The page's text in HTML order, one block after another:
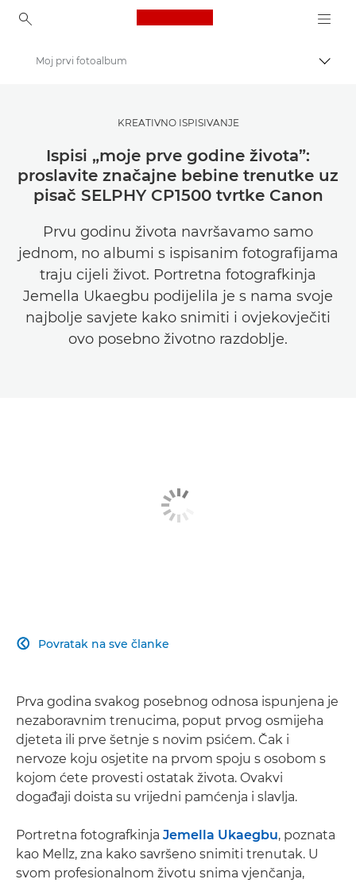
Canon Logo, back to
Pronađite inspiraciju | Savjeti za fotografiranje i ispisivanje te vodiči za kupce
Savjeti i tehnike za fotografiju i ispisivanje
Moj prvi fotoalbum
KREATIVNO ISPISIVANJE
Ispisi „moje prve godine života”:
proslavite značajne bebine trenutke uz
pisač SELPHY CP1500 tvrtke Canon
Prvu godinu života navršavamo samo
jednom, no albumi s ispisanim fotografijama
traju cijeli život. Portretna fotografkinja
Jemella Ukaegbu podijelila je s nama svoje
najbolje savjete kako snimiti i ovjekovječiti
ovo posebno životno razdoblje.
Povratak na sve članke

Prva godina svakog posebnog odnosa ispunjena je
nezaboravnim trenucima, poput prvog osmijeha
djeteta ili prve šetnje s novim psićem. Čak i
nervoze koju osjetite na prvom spoju s osobom s
kojom ćete provesti ostatak života. Ovakvi
događaji doista su vrijedni pamćenja i slavlja.
Portretna fotografkinja Jemella Ukaegbu, poznata
kao Mellz, zna kako savršeno snimiti trenutak. U
svom profesionalnom životu snima vjenčanja,